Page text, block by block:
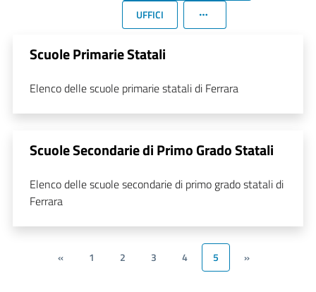
UFFICI
Scuole Primarie Statali
Elenco delle scuole primarie statali di Ferrara
Scuole Secondarie di Primo Grado Statali
Elenco delle scuole secondarie di primo grado statali di
Ferrara
« 1 2 3 4 5 »